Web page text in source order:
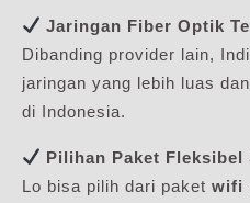
Jaringan Fiber Optik
Dibanding provider lain,
jaringan yang lebih luas
di Indonesia.
Pilihan Paket Fleksibel
Lo bisa pilih dari paket wifi